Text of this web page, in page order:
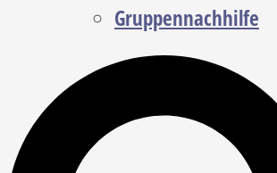
Gruppennachhilfe